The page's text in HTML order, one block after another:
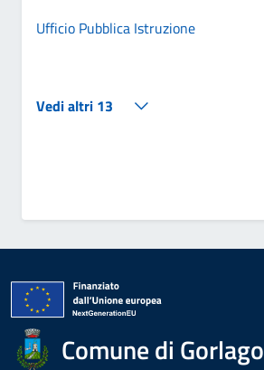
Ufficio Pubblica Istruzione
Vedi altri 13
Comune di Gorlago